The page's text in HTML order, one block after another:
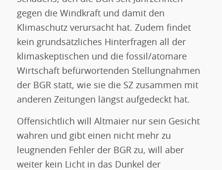
gegen die Windkraft und damit den
Klimaschutz verursacht hat. Zudem findet
kein grundsätzliches Hinterfragen all der
klimaskeptischen und die fossil/atomare
Wirtschaft befürwortenden Stellungnahmen
der BGR statt, wie sie die SZ zusammen mit
anderen Zeitungen längst aufgedeckt hat.
Offensichtlich will Altmaier nur sein Gesicht
wahren und gibt einen nicht mehr zu
leugnenden Fehler der BGR zu, will aber
weiter kein Licht in das Dunkel der